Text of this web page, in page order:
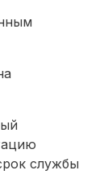
службы